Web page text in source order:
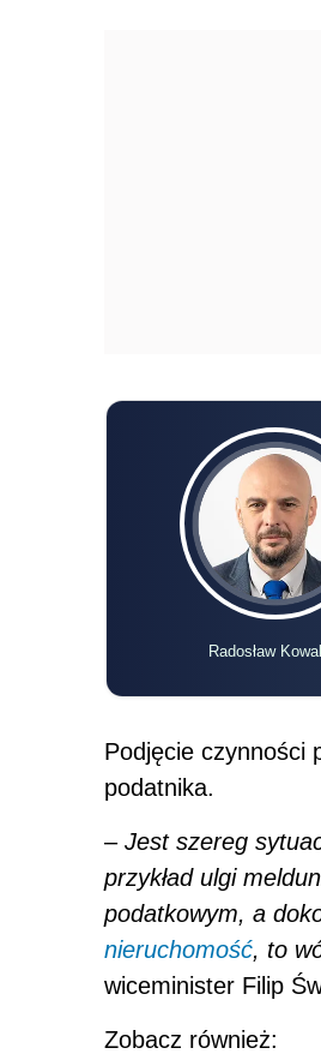
Radosław
Podjęcie czynności
podatnika.
– Jest szereg
przykład ulgi
podatkowym, a
nieruchomość, to
wiceminister Filip
Zobacz również: